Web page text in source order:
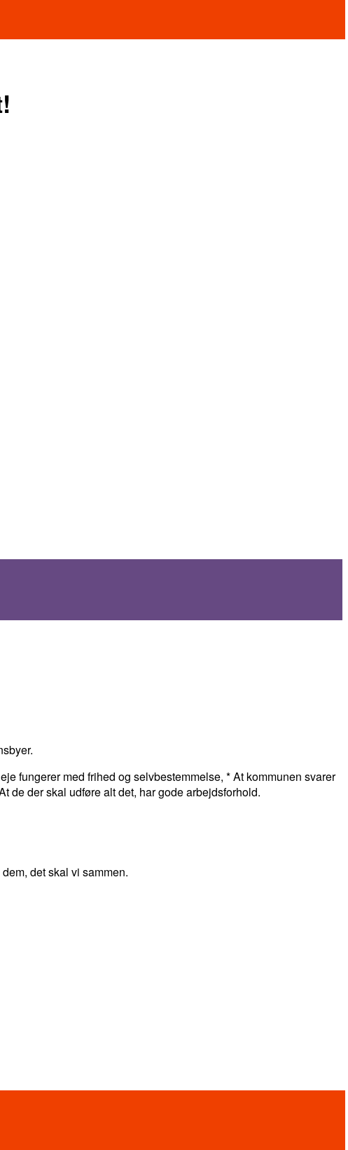
fungerer med frihed og selvbestemmelse, * At kommunen svarer
de der skal udføre alt det, har gode arbejdsforhold.
det skal vi sammen.